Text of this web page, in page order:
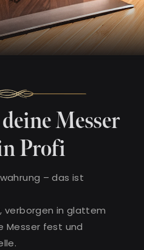
Messer
Profi
– das ist
verborgen in glattem
Messer fest und